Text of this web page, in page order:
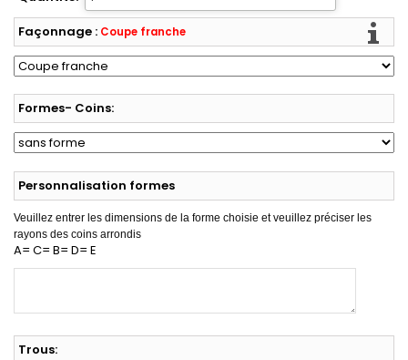
Façonnage : Coupe franche
Formes- Coins:
Personnalisation formes
Veuillez entrer les dimensions de la forme choisie et veuillez préciser les
rayons des coins arrondis
A= C= B= D= E
Trous: